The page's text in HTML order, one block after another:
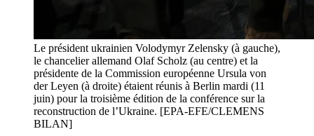
Le président ukrainien Volodymyr Zelensky (à gauche),
le chancelier allemand Olaf Scholz (au centre) et la
présidente de la Commission européenne Ursula von
der Leyen (à droite) étaient réunis à Berlin mardi (11
juin) pour la troisième édition de la conférence sur la
reconstruction de l’Ukraine. [EPA-EFE/CLEMENS
BILAN]